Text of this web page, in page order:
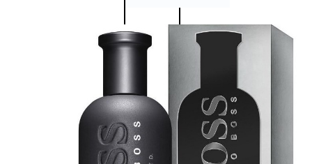
Smalto
Smalto
effetti
Solvente
Trattamenti
unghie
Cofanetti